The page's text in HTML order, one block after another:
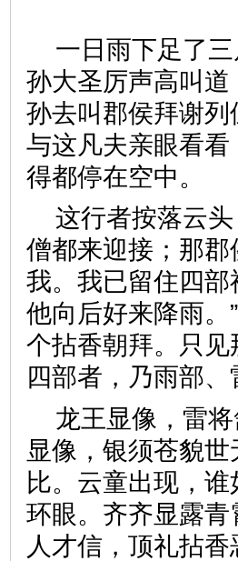
一日雨下足了
孙大圣厉声高叫道
孙去叫郡侯拜谢
与这凡夫亲眼看看
得都停在空中
这行者按落云
僧都来迎接；那郡
我。我已留住四
他向后好来降雨。
个拈香朝拜。只
四部者，乃雨部
龙王显像，雷
显像，银须苍貌
比。云童出现，
环眼。齐齐显露
人才信，顶礼拈